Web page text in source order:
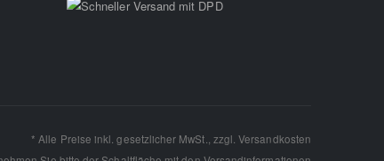
* Alle Preise inkl. gesetzlicher MwSt., zzgl.Versandkosten